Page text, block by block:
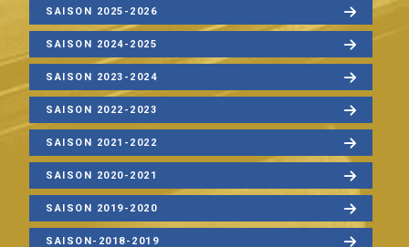
SAISON 2025-2026
SAISON 2024-2025
SAISON 2023-2024
SAISON 2022-2023
SAISON 2021-2022
SAISON 2020-2021
SAISON 2019-2020
SAISON-2018-2019